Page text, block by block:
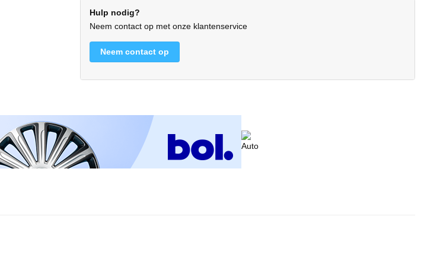
Hulp nodig?
Neem contact op met onze klantenservice
Neem contact op